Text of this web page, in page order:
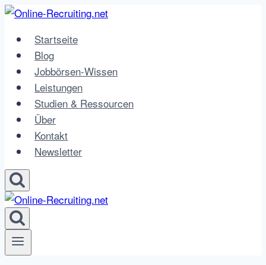
Zum
springenStartseite
Blog
Jobbörsen-Wissen
Leistungen
Studien & Ressourcen
Über
Kontakt
Newsletter